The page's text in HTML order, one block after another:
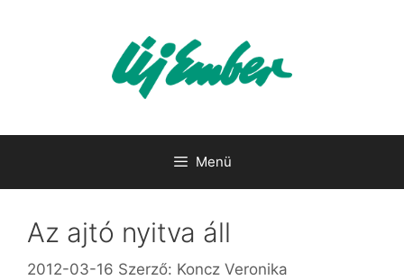
Menü
Az ajtó nyitva áll
2012-03-16 Szerző: Koncz Veronika